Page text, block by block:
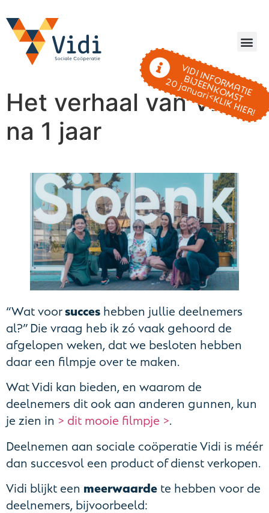
VIDI INFORMATIE
BIJEENKOMST
20 januari<KLIK HIER!
Het verhaal van Vidi –
na 1 jaar
“Wat voorsucces hebben jullie deelnemers
al?” Die vraag heb ik zó vaak gehoord de
afgelopen weken, dat we besloten hebben
daar een filmpje over te maken.
Wat Vidi kan bieden, en waarom de
deelnemers dit ook aan anderen gunnen, kun
je zien in > dit mooie filmpje >
Deelnemen aan sociale coöperatie Vidi is méér
dan succesvol een product of dienst verkopen.
Vidi blijkt een meerwaarde te hebben voor de
deelnemers, bijvoorbeeld: